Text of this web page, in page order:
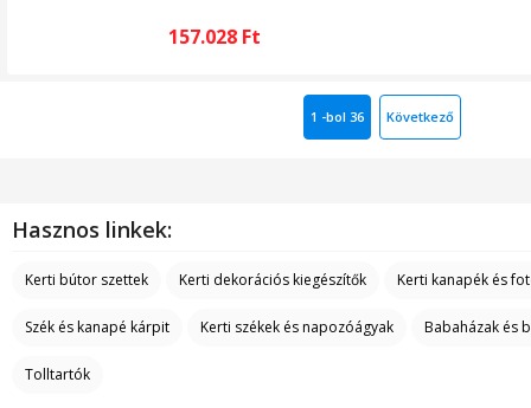
157.028 Ft
1 -bol 36 Következő
Hasznos linkek:
Kerti bútor szettek Kerti dekorációs kiegészítők Kerti kanapék és
Szék és kanapé kárpit Kerti székek és napozóágyak Babaházak és
Tolltartók